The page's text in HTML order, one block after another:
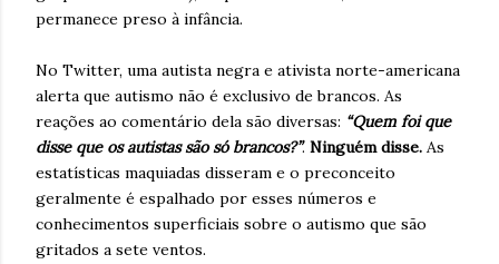
permanece preso à infância.
No Twitter, uma autista negra e ativista norte-americana
alerta que autismo não é exclusivo de brancos. As
reações ao comentário dela são diversas: “Quem foi que
disse que os autistas são só brancos?”. Ninguém disse. As
estatísticas maquiadas disseram e o preconceito
geralmente é espalhado por esses números e
conhecimentos superficiais sobre o autismo que são
gritados a sete ventos.